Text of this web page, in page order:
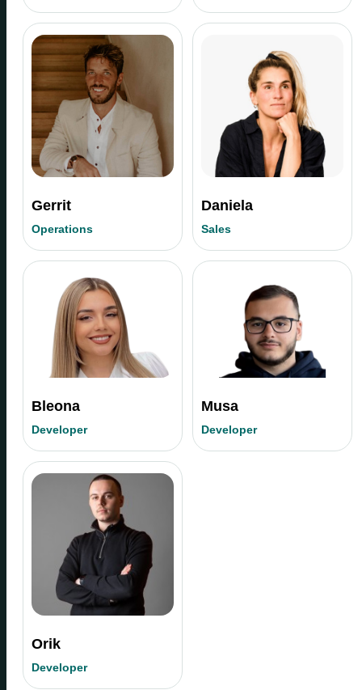
Gerrit
Operations
Daniela
Sales
Bleona
Developer
Musa
Developer
Orik
Developer